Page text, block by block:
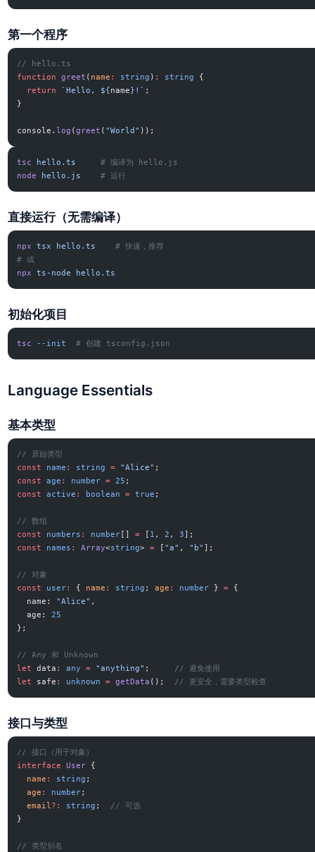
第一个程序
// hello.ts
function
greet ( name : string ) : string
{
  return
`Hello, ${ name }!` ;
}
console. log (greet ( "World" ));
tsc hello.ts
     # 编译为 hello.js
node
hello.js
    # 运行
直接运行（无需编译）
npx tsx hello.ts
    # 快速，推荐
# 或
npx
ts-node hello.ts
初始化项目
tsc --init
  # 创建 tsconfig.json
Language Essentials
基本类型
// 原始类型
const
name : string = "Alice" ;
const
age : number = 25 ;
const
active : boolean = true ;
// 数组
const
numbers : number [] = 1 , 2 , 3
];
const
names : Array<string> = "a" , "b" ];
// 对象
const
user: { name : string ; age : number } = {
  name:
"Alice" ,
  age:
25
};
// Any 和 Unknown
let
data : any = "anything" ; // 避免使用
let
safe : unknown = getData (); // 更安全，需要类型检查
接口与类型
// 接口（用于对象）
interface
User {
  name
: string ;
  age
: number;
  email
?: string ; // 可选
}
// 类型别名